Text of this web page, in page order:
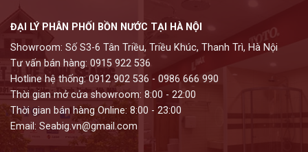
ĐẠI LÝ PHÂN PHỐI BỒN NƯỚC TẠI HÀ NỘI
Showroom: Số S3-6 Tân Triều, Triều Khúc, Thanh Trì, Hà Nội
Tư vấn bán hàng: 0915 922 536
Hotline hệ thống: 0912 902 536 - 0986 666 990
Thời gian mở cửa showroom: 8:00 - 22:00
Thời gian bán hàng Online: 8:00 - 23:00
Email: Seabig.vn@gmail.com